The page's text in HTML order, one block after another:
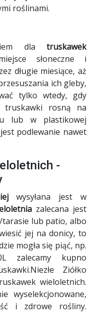
roślinami.
dla truskawek
słoneczne i
długie miesiące, aż
ich gleby,
tylko wtedy, gdy
truskawki rosną na
lub w plastikowej
podlewanie nawet
-
wysyłana jest w
zalecana jest
lub patio, albo
jej na donicy, to
mogła się piąć, np.
zalecamy kupno
Ziółko
wieloletnich.
wyselekcjonowane,
i zdrowe rośliny.